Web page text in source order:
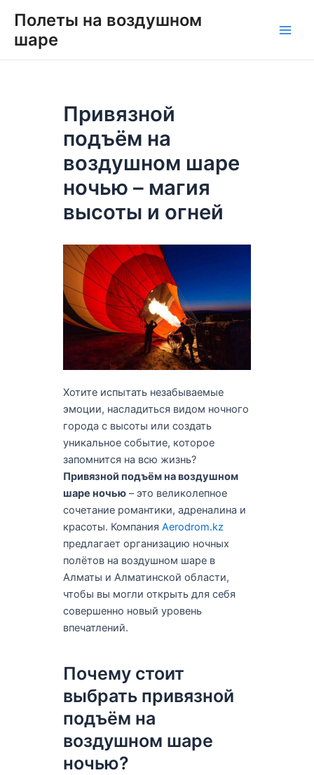
содержимому
Полеты на воздушном
шаре
Привязной
подъём на
воздушном шаре
ночью – магия
высоты и огней
Хотите испытать незабываемые
эмоции, насладиться видом ночного
города с высоты или создать
уникальное событие, которое
запомнится на всю жизнь?
Привязной подъём на воздушном
шаре ночью– это великолепное
сочетание романтики, адреналина и
красоты. Компания Aerodrom.kz
предлагает организацию ночных
полётов на воздушном шаре в
Алматы и Алматинской области,
чтобы вы могли открыть для себя
совершенно новый уровень
впечатлений.
Почему стоит
выбрать привязной
подъём на
воздушном шаре
ночью?
по
записям